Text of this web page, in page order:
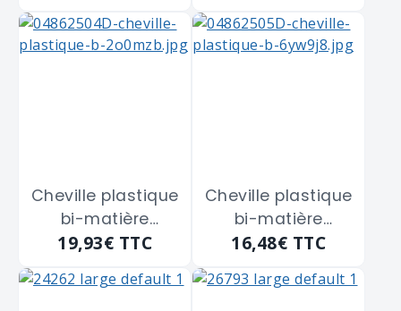
40 m/m
50 m/m
Cheville plastique
bi-matière
DuoPower FISCHER
50 m/m
19,93€ TTC
Cheville plastique
bi-matière
duopower
de 12 x 60 m/m
16,48€ TTC